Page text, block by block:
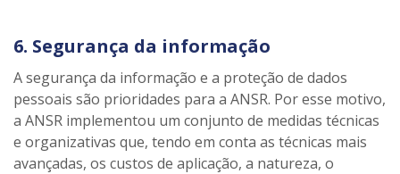
6. Segurança da informação
A segurança da informação e a proteção de dados
pessoais são prioridades para a ANSR. Por esse motivo,
a ANSR implementou um conjunto de medidas técnicas
e organizativas que, tendo em conta as técnicas mais
avançadas, os custos de aplicação, a natureza, o